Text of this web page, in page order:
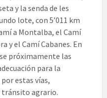
y la senda de les
lote, con 5’011 km
a Montalba, el Camí
y el Camí Cabanes. En
próximamente las
para la
estas vías,
tránsito agrario.